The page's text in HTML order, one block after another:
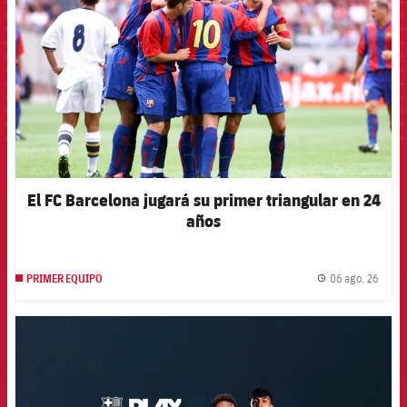
El FC Barcelona jugará su primer triangular en 24
años
PRIMER EQUIPO 06 ago. 26